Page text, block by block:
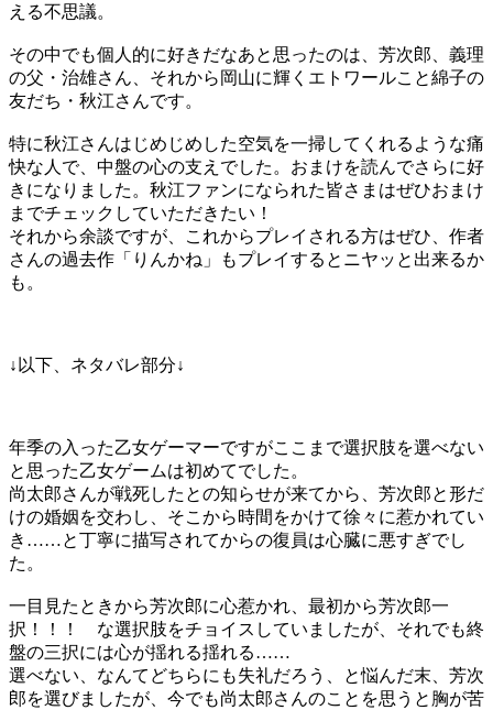
える不思議。
その中でも個人的に好きだなあと思ったのは、芳次郎、義理
の父・治雄さん、それから岡山に輝くエトワールこと綿子の
友だち・秋江さんです。
特に秋江さんはじめじめした空気を一掃してくれるような痛
快な人で、中盤の心の支えでした。おまけを読んでさらに好
きになりました。秋江ファンになられた皆さまはぜひおまけ
までチェックしていただきたい！
それから余談ですが、これからプレイされる方はぜひ、作者
さんの過去作「りんかね」もプレイするとニヤッと出来るか
も。
↓以下、ネタバレ部分↓
年季の入った乙女ゲーマーですがここまで選択肢を選べない
と思った乙女ゲームは初めてでした。
尚太郎さんが戦死したとの知らせが来てから、芳次郎と形だ
けの婚姻を交わし、そこから時間をかけて徐々に惹かれてい
き……と丁寧に描写されてからの復員は心臓に悪すぎでし
た。
一目見たときから芳次郎に心惹かれ、最初から芳次郎一
択！！！ な選択肢をチョイスしていましたが、それでも終
盤の三択には心が揺れる揺れる……
選べない、なんてどちらにも失礼だろう、と悩んだ末、芳次
郎を選びましたが、今でも尚太郎さんのことを思うと胸が苦